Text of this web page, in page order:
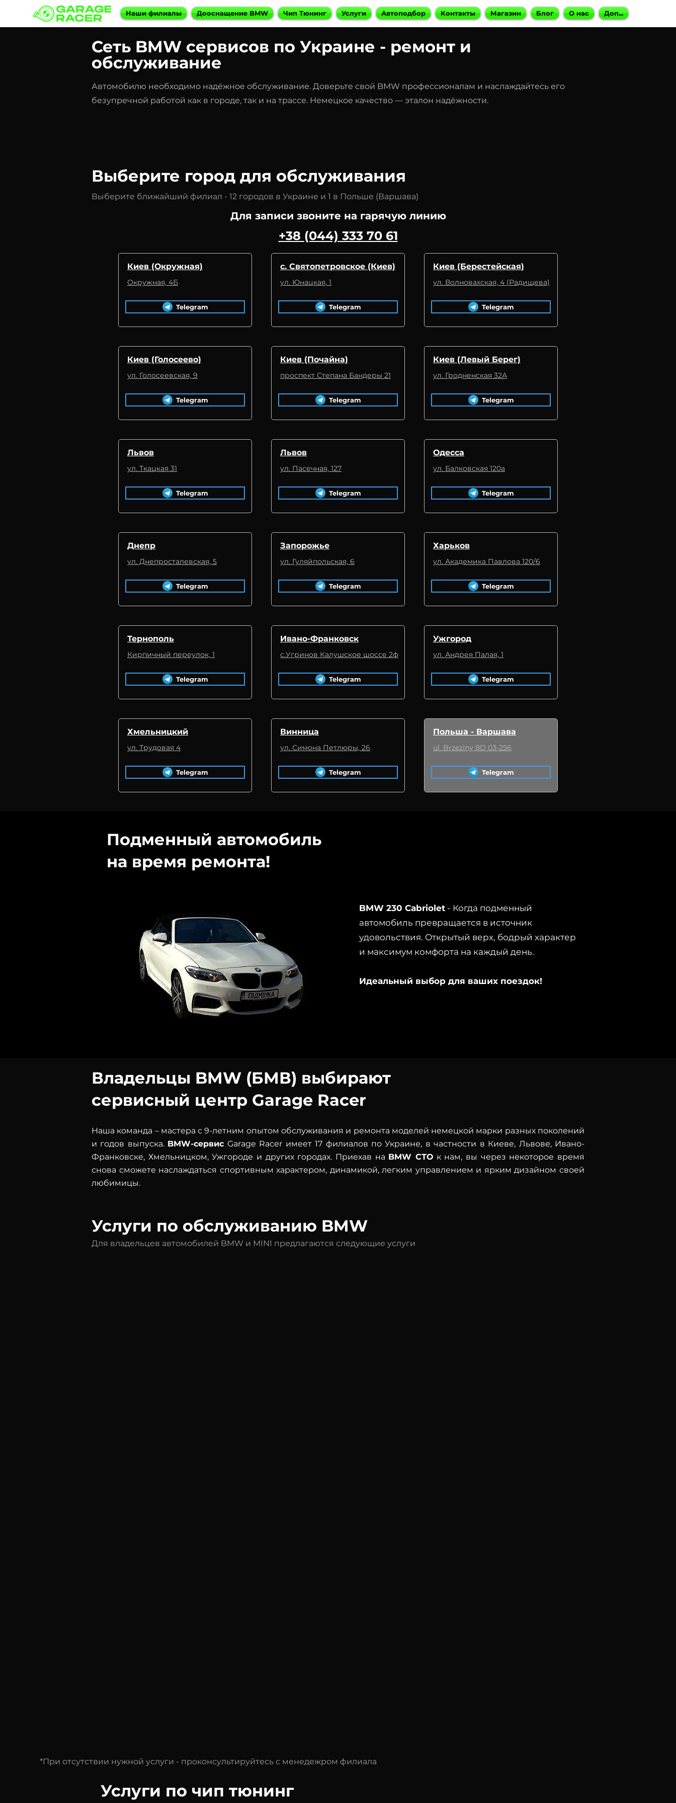
Наши филиалы Дооснащение BMW Чип Тюнинг Услуги Автоподбор Контакты Магазин Блог О нас Доп...
Сеть BMW сервисов по Украине ​- ремонт и
обслуживание
Автомобилю необходимо надёжное обслуживание. Доверьте свой BMW профессионалам и наслаждайтесь его
безупречной работой как в городе, так и на трассе. Немецкое качество — эталон надёжности.
Выберите город для обслуживания
Выберите ближайший филиал - 12 городов в Украине и 1 в Польше (Варшава)
Для записи звоните на гарячую линию
+38 (044) 333 70 61
Киев (Окружная)
Окружная, 4Б
Telegram
Киев (Голосеево)
ул. Голосеевская, 9
Telegram
Львов
ул. Ткацкая 31
Telegram
Днепр
ул. Днепросталевская, 5
Telegram
Тернополь
Кирпичный переулок, 1
Telegram
Хмельницкий
ул. Трудовая 4
Telegram
с. Святопетровское (Киев)
ул. Юнацкая, 1
Telegram
Киев (Почайна)
проспект Степана Бандеры 21
Telegram
Львов
ул. Пасечная, 127
Telegram
Запорожье
ул. Гуляйпольская, 6
Telegram
Ивано-Франковск
с.Угринов Калушское шоссе 2ф
Telegram
Винница
ул. Симона Петлюры, 26
Telegram
Киев (Берестейская)
ул. Волновахская, 4 (Радищева)
Telegram
Киев (Левый Берег)
ул. Гродненская 32А
Telegram
Одесса
ул. Балковская 120а
Telegram
Харьков
ул. Академика Павлова 120/6
Telegram
Ужгород
ул. Андрея Палая, 1
Telegram
Польша - Варшава
ul. Brzeziny 8D 03-256
Telegram
Подменный автомобиль
на время ремонта!
BMW 230 Cabriolet - Когда подменный
автомобиль превращается в источник
удовольствия. Открытый верх, бодрый характер
и максимум комфорта на каждый день.
Идеальный выбор для ваших поездок!
Владельцы BMW (БМВ) выбирают
сервисный центр Garage Racer
Наша команда – мастера с 9-летним опытом обслуживания и ремонта моделей немецкой марки разных поколений
и годов выпуска. BMW-сервис Garage Racer имеет 17 филиалов по Украине, в частности в Киеве, Львове, Ивано-
Франковске, Хмельницком, Ужгороде и других городах. Приехав на BMW СТО к нам, вы через некоторое время
снова сможете наслаждаться спортивным характером, динамикой, легким управлением и ярким дизайном своей
любимицы.
Услуги по обслуживанию BMW
Для владельцев автомобилей BMW и MINI предлагаются следующие услуги
*При отсутствии нужной услуги - проконсультируйтесь с менедежром филиала
Услуги по чип тюнинг